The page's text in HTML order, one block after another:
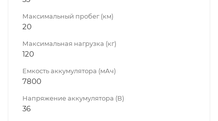
Максимальный пробег (км)
20
Максимальная нагрузка (кг)
120
Емкость аккумулятора (мАч)
7800
Напряжение аккумулятора (В)
36